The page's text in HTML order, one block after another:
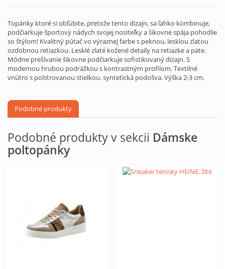
Topánky ktoré si obľúbite, pretože tento dizajn, sa ľahko kombinuje,
podčiarkuje športový nádych svojej nositeľky a šikovne spája pohodlie
so štýlom! Kvalitný pútač vo výraznej farbe s peknou, lesklou zlatou
ozdobnou retiazkou. Lesklé zlaté kožené detaily na retiazke a päte.
Módne prešívanie šikovne podčiarkuje sofistikovaný dizajn. S
modernou hrubou podrážkou s kontrastným profilom. Textilné
vnútro s polstrovanou stielkou. syntetická podošva. Výška 2-3 cm.
Podobné produkty
Podobné produkty v sekcii Dámske
poltopánky